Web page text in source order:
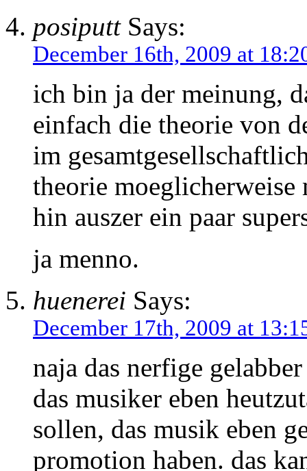
posiputtSays:
December 16th, 2009 at
ich bin ja der meinung,
einfach die theorie von
im
theorie
hin auszer ein paar
ja menno.
huenerei Says:
December 17th, 2009 at
naja das nerfige
das musiker eben
sollen, das musik eben
promotion haben. das